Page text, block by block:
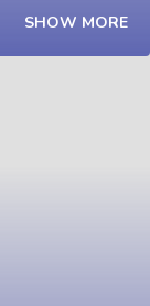
SHOW MORE